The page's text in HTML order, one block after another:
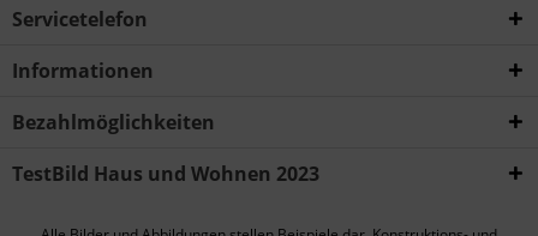
Servicetelefon
Informationen
Bezahlmöglichkeiten
TestBild Haus und Wohnen 2023